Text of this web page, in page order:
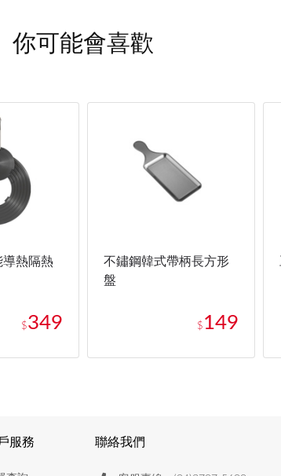
你可能會喜歡
導熱隔熱
$349
不鏽鋼韓式帶柄長方形
盤
$ 149
服務 聯絡我們